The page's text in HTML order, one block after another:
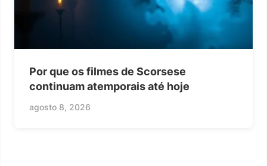
Por que os filmes de Scorsese
continuam atemporais até hoje
agosto 8, 2026